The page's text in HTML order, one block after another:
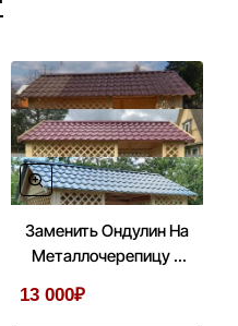
Заменить Ондулин На
Металлочерепицу В
13 000₽